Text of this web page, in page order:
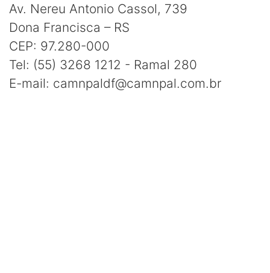
Av. Nereu Antonio Cassol, 739
Dona Francisca – RS
CEP: 97.280-000
Tel: (55) 3268 1212 - Ramal 280
E-mail: camnpaldf@camnpal.com.br